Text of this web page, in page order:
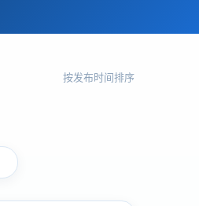
按发布时间排序